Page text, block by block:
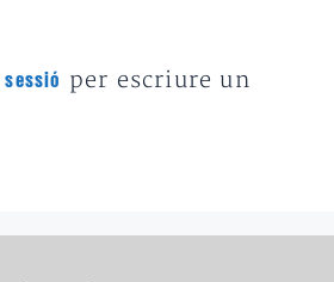
per escriure un